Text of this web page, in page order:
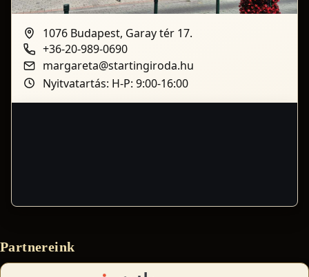
1076 Budapest, Garay tér 17.
+36-20-989-0690
margareta@startingiroda.hu
Nyitvatartás: H-P: 9:00-16:00
Partnereink